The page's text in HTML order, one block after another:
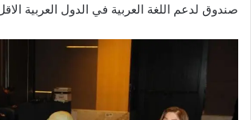
صندوق لدعم اللغة العربية في الدول العربية